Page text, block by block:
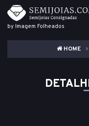
by Imagem Folheados
HOME